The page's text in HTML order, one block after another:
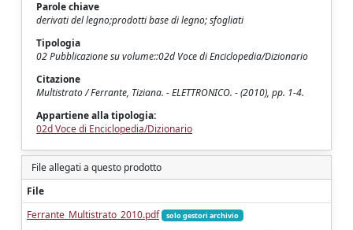
Parole chiave
derivati del legno;prodotti base di legno; sfogliati
Tipologia
02 Pubblicazione su volume::02d Voce di Enciclopedia/Dizionario
Citazione
Multistrato / Ferrante, Tiziana. - ELETTRONICO. - (2010), pp. 1-4.
Appartiene alla tipologia:
02d Voce di Enciclopedia/Dizionario
File allegati a questo prodotto
File
Ferrante_Multistrato_2010.pdf
solo gestori archivio